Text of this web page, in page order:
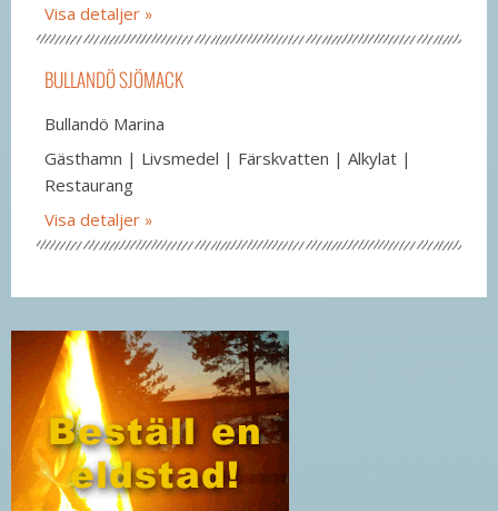
Visa detaljer
BULLANDÖ SJÖMACK
Bullandö Marina
Gästhamn | Livsmedel | Färskvatten | Alkylat |
Restaurang
Visa detaljer